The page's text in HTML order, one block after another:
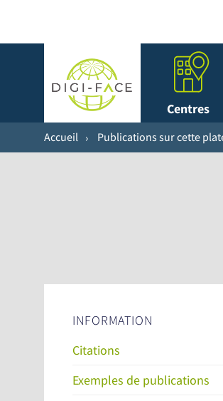
Centres
Accueil Publications sur cette
INFORMATION
Citations
Exemples de publications